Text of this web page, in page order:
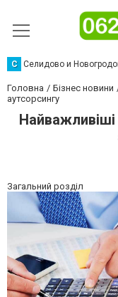
С Селидово и
Головна Бізнес новини
аутсорсингу
Найважливіші
Загальний розділ